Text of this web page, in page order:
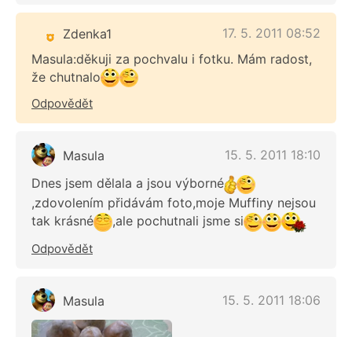
Zdenka1
17. 5. 2011 08:52
Masula:děkuji za pochvalu i fotku. Mám radost,
že chutnalo
Odpovědět
Masula
15. 5. 2011 18:10
Dnes jsem dělala a jsou výborné
,zdovolením přidávám foto,moje Muffiny nejsou
tak krásné
,ale pochutnali jsme si
Odpovědět
Masula 15. 5. 2011 18:06